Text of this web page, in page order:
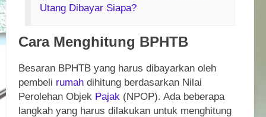
Utang Dibayar Siapa?
Cara Menghitung BPHTB
Besaran BPHTB yang harus dibayarkan oleh
pembeli rumah dihitung berdasarkan Nilai
Perolehan Objek Pajak (NPOP). Ada beberapa
langkah yang harus dilakukan untuk menghitung